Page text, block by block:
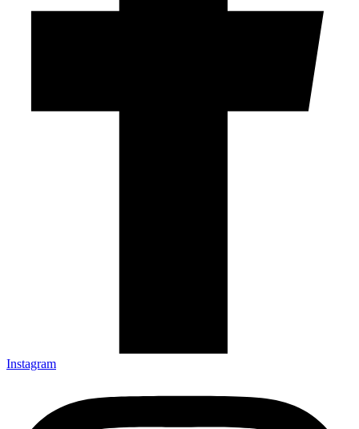
Instagram